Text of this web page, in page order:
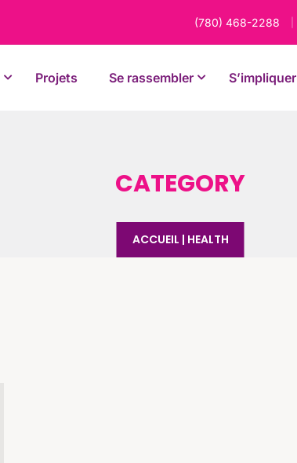
(780) 468-2288
Projets Se rassembler S’impliquer
CATEGORY
ACCUEIL | HEALTH